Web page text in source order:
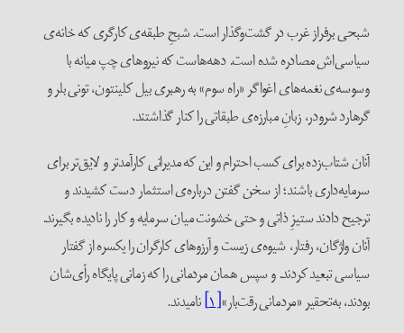
شبحی برفراز غرب در گشت‌وگذار است. شبحِ طبقه‌ی کارگری که خانه‌ی
سیاسی‌اش مصادره شده است. دهه‌هاست که نیروهای ‌چپ میانه با
وسوسه‌ی نغمه‌های اغواگر «راه سوم» به رهبری بیل کلینتون، تونی بلر و
گرهارد شرودر، زبانِ مبارزه‌ی طبقاتی را کنار گذاشتند.
آنان شتاب‌زده برای کسب احترام و این که مدیرانی کارآمدتر و لایق‌تر برای
سرمایه‌داری باشند؛ از سخن گفتن درباره‌ی استثمار دست کشیدند و
ترجیح دادند ستیزِ ذاتی و حتی خشونت‌ میان سرمایه و کار را نادیده بگیرند.
آنان واژگان، رفتار، شیوه‌ی زیست و آرزوهای کارگران را یکسره از گفتار
سیاسی تبعید کردند. و سپس همان مردمانی را که زمانی پایگاه رأی‌شان
بودند، به‌تحقیر «مردمانی رقت‌بار»[۱] نامیدند.